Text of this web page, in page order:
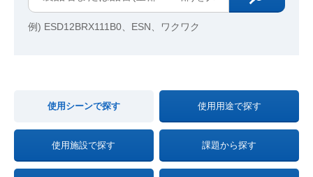
例) ESD12BRX111B0、ESN、ワクワク
使用シーンで探す 使用用途で探す
使用施設で探す 課題から探す